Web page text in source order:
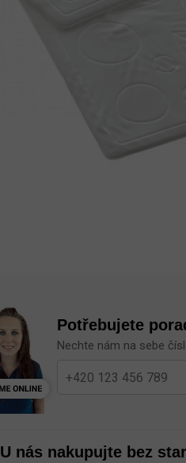
Potřebujete
Nechte nám na sebe
U nás nakupujte bez